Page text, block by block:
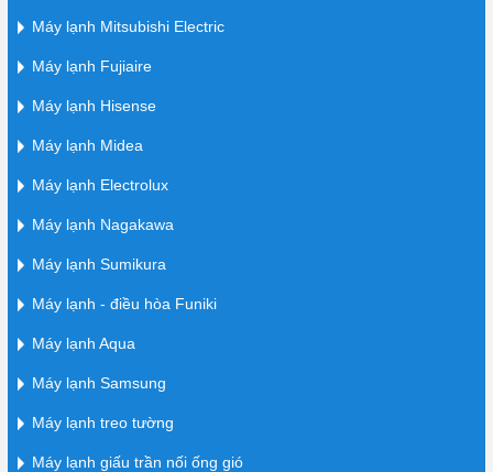
Máy lạnh Mitsubishi Electric
Máy lạnh Fujiaire
Máy lạnh Hisense
Máy lạnh Midea
Máy lạnh Electrolux
Máy lạnh Nagakawa
Máy lạnh Sumikura
Máy lạnh - điều hòa Funiki
Máy lạnh Aqua
Máy lạnh Samsung
Máy lạnh treo tường
Máy lạnh giấu trần nối ống gió